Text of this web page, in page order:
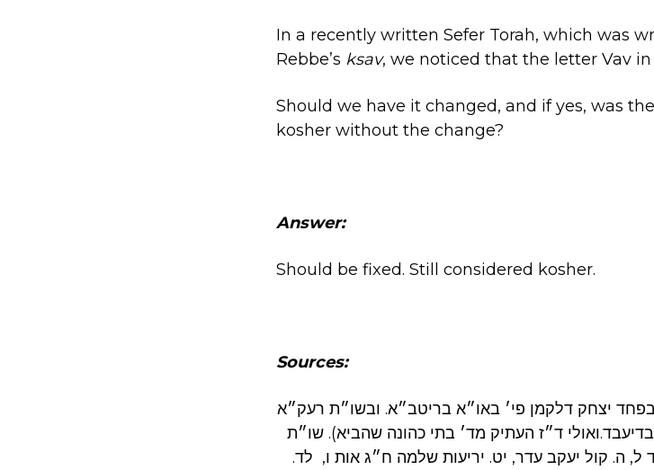
In a recently written Sefer Torah, which was
Rebbe’s ksav, we noticed that the letter Vav in
Should we have it changed, and if yes, was
kosher without the change?
Answer:
Should be fixed. Still considered kosher.
Sources:
יצחק דלקמן פי׳ באו״א בריטב״א. ובשו״ת רעק״א
ד״ז העתיק מד׳ בתי כהונה שהביא). שו״ת
ה. קול יעקב עדר, יט. יריעות שלמה ח״ג אות ו, לד.